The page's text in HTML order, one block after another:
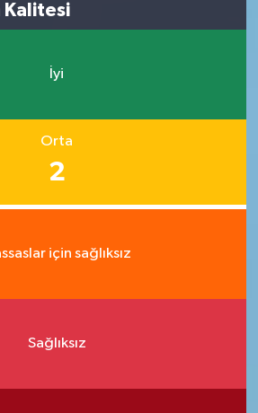
Kalitesi
İyi
Orta
2
için sağlıksız
Sağlıksız